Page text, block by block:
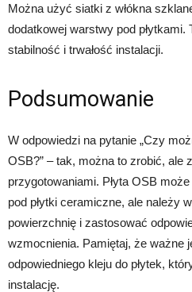
Można użyć siatki z włókna
dodatkowej warstwy pod płytkami.
stabilność i trwałość instalacji.
Podsumowanie
W odpowiedzi na pytanie „Czy
OSB?” – tak, można to zrobić, ale
przygotowaniami. Płyta OSB
pod płytki ceramiczne, ale należy
powierzchnię i zastosować
wzmocnienia. Pamiętaj, że ważne
odpowiedniego kleju do płytek,
instalację.